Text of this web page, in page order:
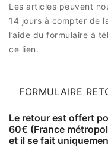
Les articles peuvent
14 jours à compter de
l’aide du formulaire à
ce lien.
FORMULAIRE
Le retour est offert
60€ (France
et il se fait